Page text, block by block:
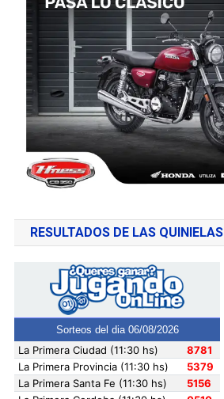
RESULTADOS DE LAS QUINIELAS